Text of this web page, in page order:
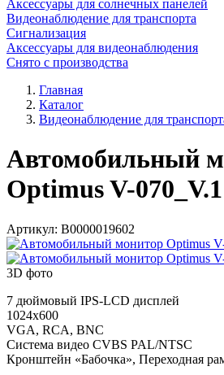
Аксессуары для солнечных панелей
Видеонаблюдение для транспорта
Сигнализация
Аксессуары для видеонаблюдения
Снято с производства
Главная
Каталог
Видеонаблюдение для
Автомобильный
Optimus V-070_V.1
Артикул: В0000019602
3D фото
7 дюймовый IPS-LCD дисплей
1024x600
VGA, RCA, BNC
Система видео CVBS PAL/NTSC
Кронштейн «Бабочка», Переходная